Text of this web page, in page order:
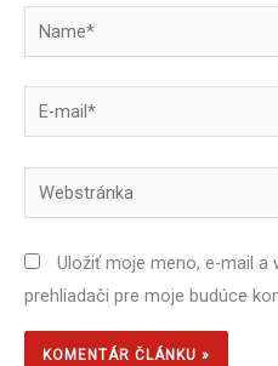
Name*
mail*
Webstránka
Uložiť moje meno, e-mail
prehliadači pre moje budúce